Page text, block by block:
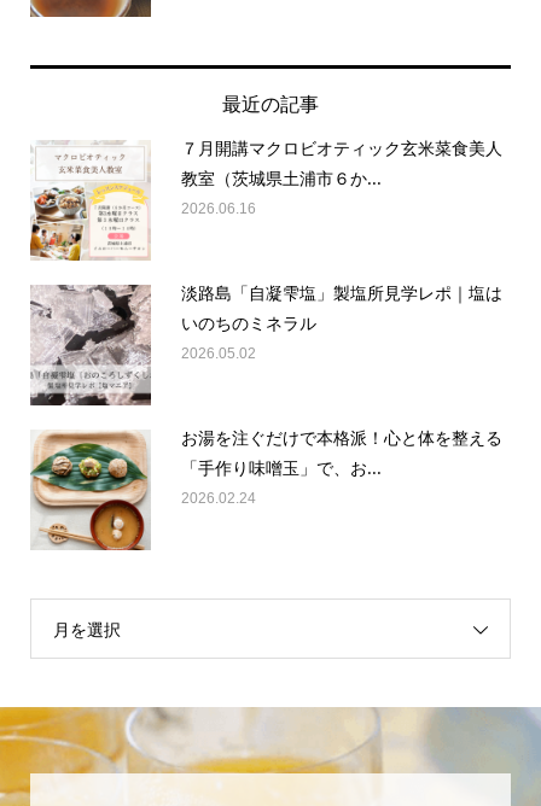
最近の記事
７月開講マクロビオティック玄米菜食美人
教室（茨城県土浦市６か...
2026.06.16
淡路島「自凝雫塩」製塩所見学レポ｜塩は
いのちのミネラル
2026.05.02
お湯を注ぐだけで本格派！心と体を整える
「手作り味噌玉」で、お...
2026.02.24
月を選択